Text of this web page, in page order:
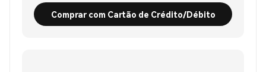
Comprar com Cartão de Crédito/Débito